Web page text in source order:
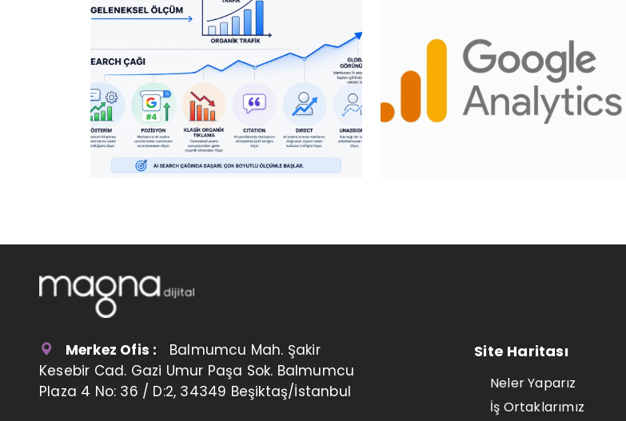
Merkez Ofis : Balmumcu Mah. Şakir
Kesebir Cad. Gazi Umur Paşa Sok. Balmumcu
Plaza 4 No: 36 / D:2, 34349 Beşiktaş/İstanbul
Site Haritası
Neler Yaparız
İş Ortaklarımız